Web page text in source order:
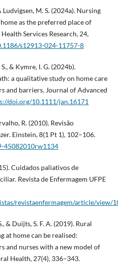
M. S. (2024a). Nursing
as the preferred place of
Services Research, 24,
s12913-024-11757-8
& Kymre, I. G. (2024b).
a qualitative study on home care
and barriers. Journal of Advanced
doi.org/10.1111/jan.16171
R. (2010). Revisão
Einstein, 8(1 Pt 1), 102–106.
45082010rw1134
Cuidados paliativos de
Revista de Enfermagem UFPE
revistaenfermagem/article/view/
& Duijts, S. F. A. (2019). Rural
at home can be realised:
and nurses with a new model of
Health, 27(4), 336–343.